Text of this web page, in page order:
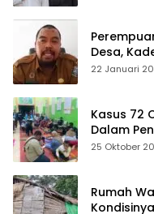
Desa,
22 Januari
Kasus 72
Dalam
25 Oktober
Rumah